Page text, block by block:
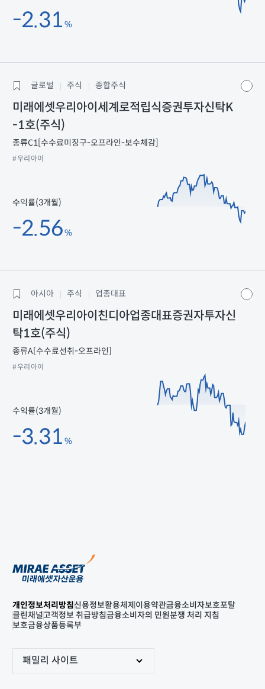
-2.31 %
글로벌 주식 종합주식
미래에셋우리아이세계로적립식증권투자신탁K
-1호(주식)
종류C1[수수료미징구-오프라인-보수체감]
#우리아이
수익률(3개월)
-2.56%
아시아 주식 업종대표
미래에셋우리아이친디아업종대표증권자투자신
탁1호(주식)
종류A[수수료선취-오프라인]
#우리아이
수익률(3개월)
-3.31 %
개인정보처리방침신용정보활용체제 이용약관금융소비자보호포탈
클린채널고객정보 취급방침금융소비자의 민원분쟁 처리 지침
보호금융상품등록부
패밀리 사이트